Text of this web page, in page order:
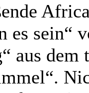
es sein“
aus dem